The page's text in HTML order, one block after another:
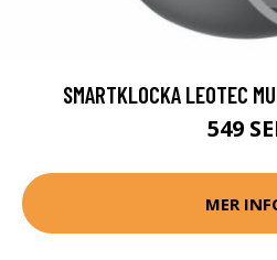
SMARTKLOCKA LEOTEC
549
MER